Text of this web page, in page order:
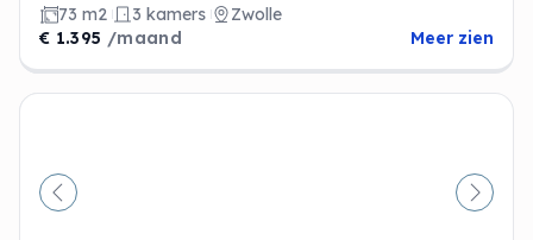
73 m2 3 kamers
Zwolle
€ 1.395 /maand Meer zien
Vorige